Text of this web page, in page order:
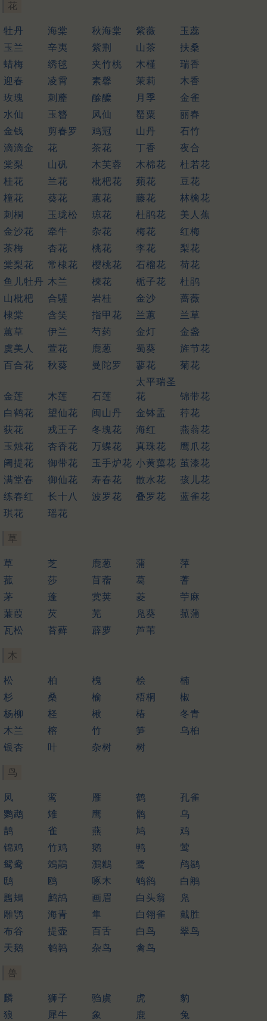
花
牡丹 海棠 秋海棠 紫薇
玉蕊
玉兰
辛夷 紫荆 山茶
扶桑
蜡梅
绣毬 夹竹桃 木槿
瑞香
迎春
凌霄 素馨 茉莉
木香
玫瑰
刺蘼 酴醾 月季
金雀
水仙
玉簪 凤仙 罂粟
丽春
金钱
剪春罗 鸡冠 山丹
石竹
滴滴金
花 茶花 丁香
夜合
棠梨
山矾 木芙蓉 木棉花
杜若花
桂花
兰花 枇杷花 蘋花
豆花
橦花
葵花 蕙花 藤花
林檎花
刺桐
玉珑松 琼花 杜鹃花
美人蕉
金沙花
牵牛 杂花 梅花
红梅
茶梅
杏花 桃花 李花
梨花
棠梨花
常棣花 樱桃花 石榴花
荷花
鱼儿牡丹 木兰 楝花 栀子花
杜鹃
山枇杷
合驩 岩桂 金沙
蔷薇
棣棠
含笑 指甲花 兰蕙
兰草
蕙草
伊兰 芍药 金灯
金盏
虞美人
萱花 鹿葱 蜀葵
旌节花
百合花
秋葵 曼陀罗 蓼花 菊花
金莲 木莲 石莲
太平瑞圣
花
锦带花
白鹤花
望仙花 闽山丹 金钵盂
荇花
荻花
戎王子 冬瑰花 海红
燕蓊花
玉烛花
杏香花 万蝶花 真珠花
鹰爪花
阇提花
御带花 玉手炉花 小黄蕖花 茧漆花
满堂春
御仙花 寿春花 散水花
孩儿花
练春红
长十八 波罗花 叠罗花
蓝雀花
琪花
瑶花
草
草 芝 鹿葱 蒲
萍
菰
莎 苜蓿 葛
蓍
茅
蓬 蓂荚 菱
苧麻
蒹葭
芡 芜 凫葵
菰蒲
瓦松
苔藓 薜萝 芦苇
木
松 柏 槐 桧
楠
杉
桑 榆 梧桐
椒
杨柳
柽 楸 椿
冬青
木兰
榕 竹 笋
乌桕
银杏
叶 杂树 树
鸟
凤 鸾 雁 鹤
孔雀
鹦鹉
雉 鹰 鹘
乌
鹊
雀 燕 鸠
鸡
锦鸡
竹鸡 鹅 鸭
莺
鸳鸯
鵁鶄 鸂鶒 鹭
鸬鹚
鸱
鸥 啄木 鸲鹆
白鹇
鶗鴂
鹧鸪 画眉 白头翁
凫
雕鹗
海青 隼 白翎雀
戴胜
布谷
提壶 百舌 白鸟
翠鸟
天鹅
鹌鹑 杂鸟 禽鸟
兽
麟 狮子 驺虞 虎
豹
狼
犀牛 象 鹿
兔